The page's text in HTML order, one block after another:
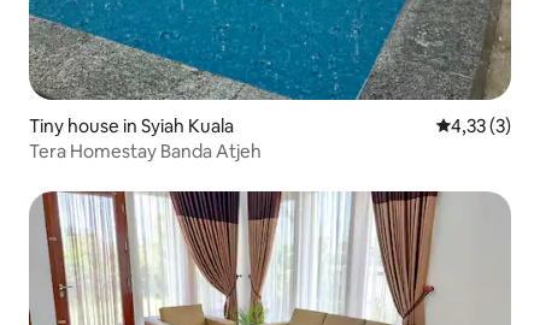
Tiny house in Syiah Kuala
4,33 (3)
Tera Homestay Banda Atjeh